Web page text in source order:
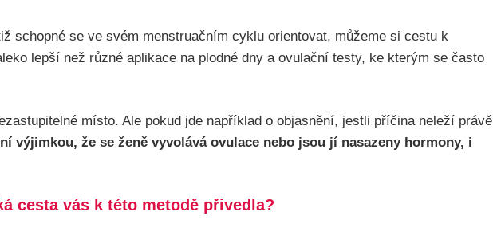
schopné se ve svém menstruačním cyklu orientovat, můžeme si cestu k
lepší než různé aplikace na plodné dny a ovulační testy, ke kterým se často
místo. Ale pokud jde například o objasnění, jestli příčina neleží právě
výjimkou, že se ženě vyvolává ovulace nebo jsou jí nasazeny hormony, i
cesta vás k této metodě přivedla?